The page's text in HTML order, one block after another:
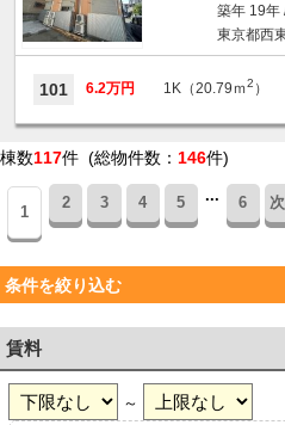
築年 19年
東京都西
101 6.2万円 1K（20.79ｍ2 ）
棟数117件 (総物件数： 146件)
1
2 3 4 5 ... 6
条件を絞り込む
賃料
～